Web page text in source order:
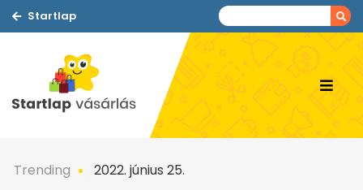
Startlap
Trending 2022. június 25.